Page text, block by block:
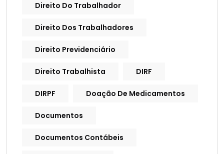
Direito Do Trabalhador
Direito Dos Trabalhadores
Direito Previdenciário
Direito Trabalhista DIRF
DIRPF Doação De Medicamentos
Documentos
Documentos Contábeis